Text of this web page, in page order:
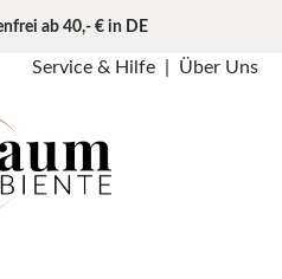
ab 40,- € in DE
Service & Hilfe Über Uns